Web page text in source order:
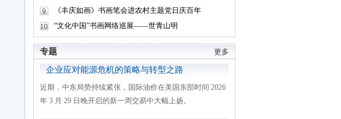
《丰庆如画》书画笔会进农村主题党日庆百年
“文化中国”书画网络巡展——世青山明
更多
专题
企业应对能源危机的策略与转型之路
近期，中东局势持续紧张，国际油价在美国东部时间 2026
年 3 月 29 日晚开启的新一周交易中大幅上扬。